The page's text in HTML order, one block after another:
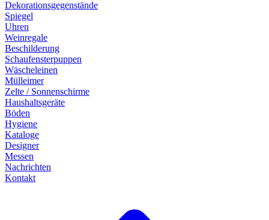
Dekorationsgegenstände
Spiegel
Uhren
Weinregale
Beschilderung
Schaufensterpuppen
Wäscheleinen
Mülleimer
Zelte / Sonnenschirme
Haushaltsgeräte
Böden
Hygiene
Kataloge
Designer
Messen
Nachrichten
Kontakt